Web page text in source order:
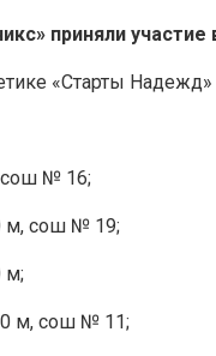
приняли участие
«Старты
сош № 16;
м, сош № 19;
м;
м, сош № 11;